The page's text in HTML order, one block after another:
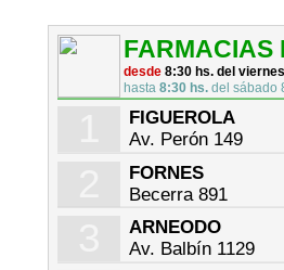
FARMACIAS
desde8:30 hs. del
hasta8:30 hs. del sábado
FIGUEROLA
Av. Perón 149
FORNES
Becerra 891
ARNEODO
Av. Balbín 1129